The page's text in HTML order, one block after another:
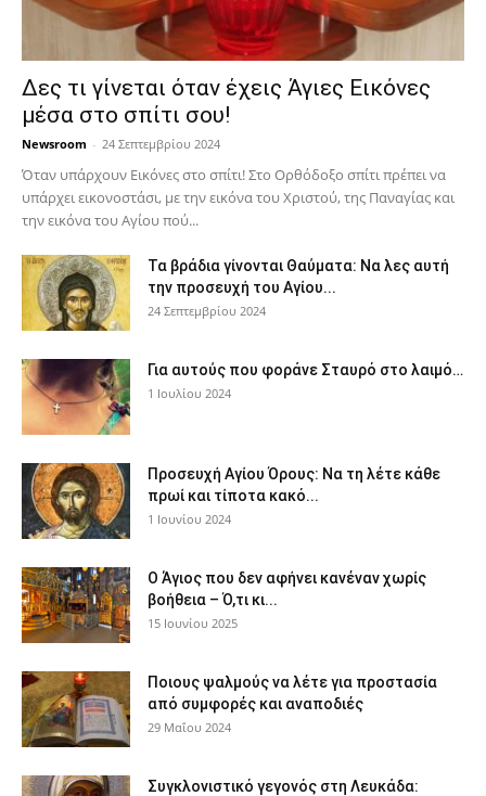
Δες τι γίνεται όταν έχεις Άγιες Εικόνες
μέσα στο σπίτι σου!
Newsroom - 24 Σεπτεμβρίου 2024
Όταν υπάρχουν Εικόνες στο σπίτι! Στο Ορθόδοξο σπίτι πρέπει να
υπάρχει εικονοστάσι, με την εικόνα του Χριστού, της Παν­αγίας και
την εικόνα του Αγίου πού...
Τα βράδια γίνονται Θαύματα: Να λες αυτή
την προσευχή του Αγίου...
24 Σεπτεμβρίου 2024
Για αυτούς που φοράνε Σταυρό στο λαιμό…
1 Ιουλίου 2024
Προσευχή Αγίου Όρους: Να τη λέτε κάθε
πρωί και τίποτα κακό...
1 Ιουνίου 2024
Ο Άγιος που δεν αφήνει κανέναν χωρίς
βοήθεια – Ό,τι κι...
15 Ιουνίου 2025
Ποιους ψαλμούς να λέτε για προστασία
από συμφορές και αναποδιές
29 Μαΐου 2024
Συγκλονιστικό γεγονός στη Λευκάδα: